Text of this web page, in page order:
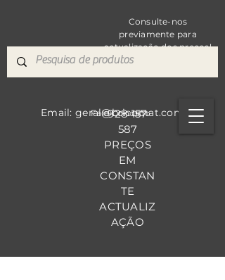
Consulte-nos
previamente para
actualização dos preços!
928 157
587
PREÇOS
EM
CONSTAN
TE
ACTUALIZ
AÇÃO
Fale Conosco
Email: geral@bricomat.com